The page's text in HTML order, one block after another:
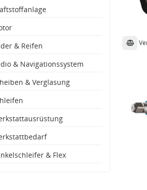
& Reifen
& Navigationssystem
& Verglasung
& Flex